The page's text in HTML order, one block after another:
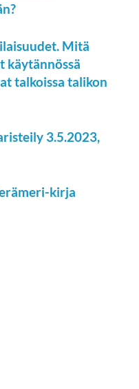
Mitä
käytännössä
talkoissa talikon
3.5.2023,
kirja